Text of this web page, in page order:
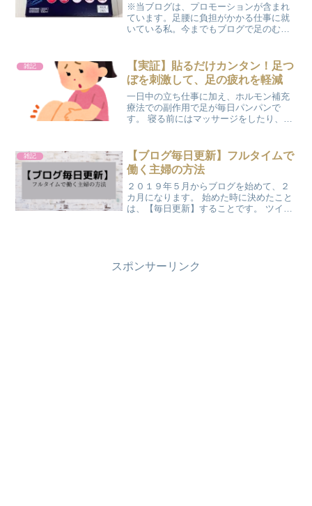
※当ブログは、プロモーションが含まれ
ています。足腰に負担がかかる仕事に就
いている私。今までもブログで足のむく
言っても去年ですが）取り上げたのが、
ファイテンの『磁気チタン...
雑記
【実証】貼るだけカンタン！足つ
ぼを刺激して、足の疲れを軽減
一日中の立ち仕事に加え、ホルモン補充
療法での副作用で足が毎日パンパンで
す。 寝る前にはマッサージをしたり、足
前に何かいい方法があれば・・・そう
だ！『ファイテン』があっ...
雑記
【ブログ毎日更新】フルタイムで
働く主婦の方法
２０１９年５月からブログを始めて、２
カ月になります。 始めた時に決めたこと
は、【毎日更新】することです。 ツイッ
スポンサーリンク